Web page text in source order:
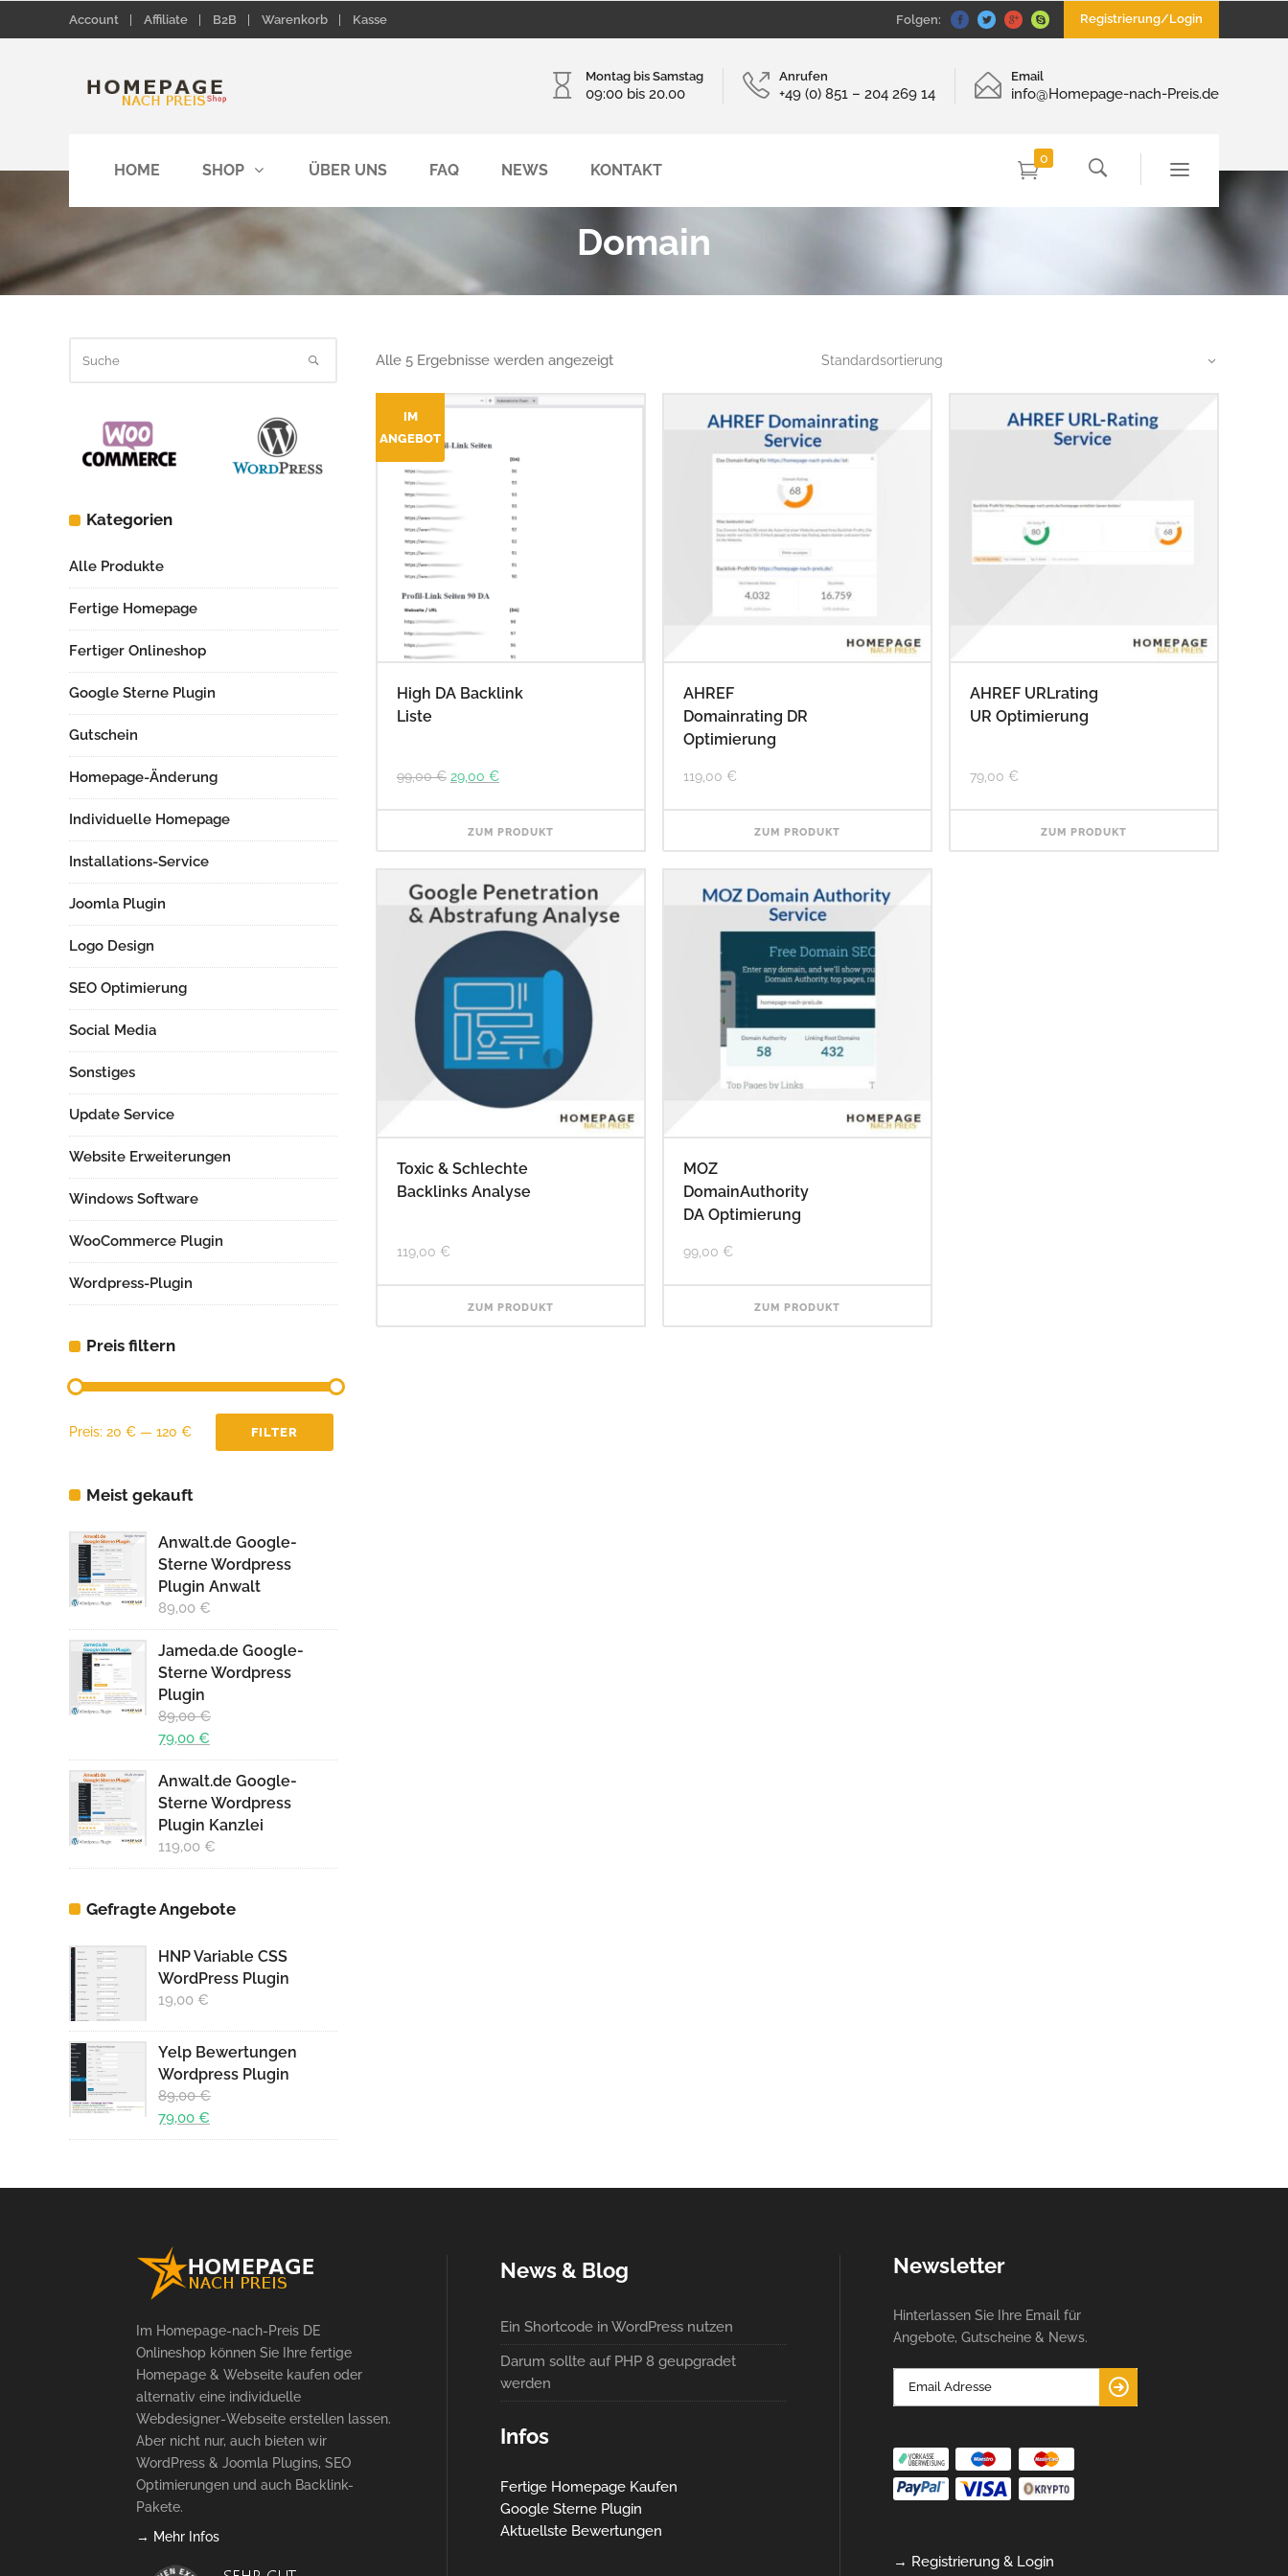
Account Affiliate B2B Warenkorb Kasse Folgen: Registrierung/Login
Montag bis Samstag
09:00 bis 20.00
Anrufen
+49 (0) 851 – 204 269 14
Email
info@Homepage-nach-Preis.de
HOME SHOP ÜBER UNS FAQ NEWS KONTAKT
0
Domain
Kategorien
Alle Produkte
Fertige Homepage
Fertiger Onlineshop
Google Sterne Plugin
Gutschein
Homepage-Änderung
Individuelle Homepage
Installations-Service
Joomla Plugin
Logo Design
SEO Optimierung
Social Media
Sonstiges
Update Service
Website Erweiterungen
Windows Software
WooCommerce Plugin
Wordpress-Plugin
Preis filtern
Min.
Max.
FILTER
Preis: 20 € — 120 €
Meist gekauft
Anwalt.de Google-
Sterne Wordpress
Plugin Anwalt
89,00 €
Jameda.de Google-
Sterne Wordpress
Plugin
89,00€
Ursprünglicher
Preis
war:
89,00 €
79,00 €
Aktueller
Preis
ist:
79,00 €.
Anwalt.de Google-
Sterne Wordpress
Plugin Kanzlei
119,00 €
Gefragte Angebote
HNP Variable CSS
WordPress Plugin
19,00 €
Yelp Bewertungen
Wordpress Plugin
89,00€
Ursprünglicher
Preis
79,00 €
Aktueller
Alle 5 Ergebnisse werden angezeigt Standardsortierung
IM
ANGEBOT
High DA Backlink
Liste
99,00€ Ursprünglicher
99,00 €
29,00 €Aktueller
29,00 €.
ZUM PRODUKT
AHREF
Domainrating DR
Optimierung
119,00 €
ZUM PRODUKT
AHREF URLrating
UR Optimierung
79,00 €
ZUM PRODUKT
Toxic & Schlechte
Backlinks Analyse
119,00 €
ZUM PRODUKT
MOZ
DomainAuthority
DA Optimierung
99,00 €
ZUM PRODUKT
Im Homepage-nach-Preis DE
Onlineshop können Sie Ihre fertige
Homepage & Webseite kaufen oder
alternativ eine individuelle
Webdesigner-Webseite erstellen lassen.
Aber nicht nur, auch bieten wir
WordPress & Joomla Plugins, SEO
Optimierungen und auch Backlink-
Pakete.
→ Mehr Infos
News & Blog
Ein Shortcode in WordPress nutzen
Darum sollte auf PHP 8 geupgradet
werden
Infos
Fertige Homepage Kaufen
Google Sterne Plugin
Aktuellste Bewertungen
Newsletter
Hinterlassen Sie Ihre Email für
Angebote, Gutscheine & News.
→ Registrierung & Login